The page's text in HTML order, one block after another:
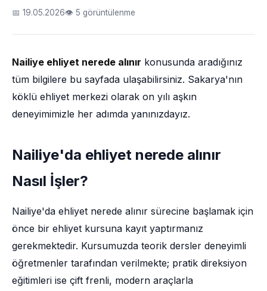
📅 19.05.2026👁 5 görüntülenme
Nailiye ehliyet nerede alınır konusunda aradığınız
tüm bilgilere bu sayfada ulaşabilirsiniz. Sakarya'nın
köklü ehliyet merkezi olarak on yılı aşkın
deneyimimizle her adımda yanınızdayız.
Nailiye'da ehliyet nerede alınır
Nasıl İşler?
Nailiye'da ehliyet nerede alınır sürecine başlamak için
önce bir ehliyet kursuna kayıt yaptırmanız
gerekmektedir. Kursumuzda teorik dersler deneyimli
öğretmenler tarafından verilmekte; pratik direksiyon
eğitimleri ise çift frenli, modern araçlarla